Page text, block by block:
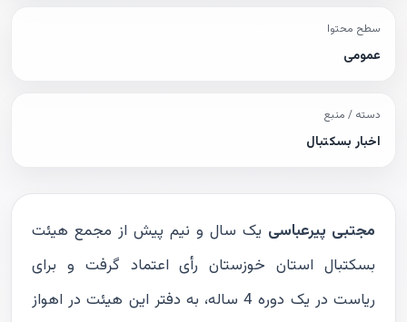
سطح محتوا
عمومی
دسته / منبع
اخبار بسکتبال
مجتبی پیرعباسی یک سال و نیم پیش از مجمع هیئت
بسکتبال استان خوزستان رأی اعتماد گرفت و برای
ریاست در یک دوره 4 ساله‌، به دفتر این هیئت در اهواز